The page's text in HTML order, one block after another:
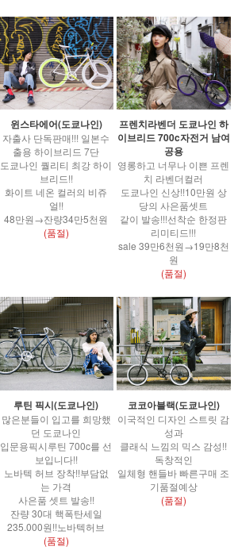
윈스타에어(도쿄나인)
자출사 단독판매!!! 일본수
출용 하이브리드 7단
도쿄나인 퀄리티 최강 하이
브리드!!
화이트 네온 컬러의 비쥬
얼!!
48만원→잔량34만5천원
(품절)
프렌치라벤더 도쿄나인 하
이브리드 700c자전거 남여
공용
영롱하고 너무나 이쁜 프렌
치 라벤더컬러
도쿄나인 신상!!10만원 상
당의 사은품셋트
같이 발송!!!선착순 한정판
리미티드!!!
sale 39만6천원→19만8천
원
(품절)
루틴 픽시(도쿄나인)
많은분들이 입고를 희망했
던 도쿄나인
입문용픽시루틴 700c를 선
보입니다!!
노바텍 허브 장착!!부담없
는 가격
사은품 셋트 발송!!
잔량 30대 핵폭탄세일
235.000원!!노바텍허브
(품절)
코코아블랙(도쿄나인)
이국적인 디자인 스트릿 감
성과
클래식 느낌의 믹스 감성!!
독창적인
일체형 핸들바 빠른구매 조
기품절예상
(품절)